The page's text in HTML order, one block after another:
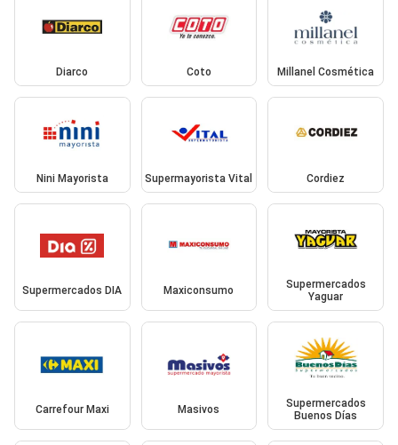
Diarco Coto Millanel Cosmética
Nini Mayorista Supermayorista Vital Cordiez
Supermercados DIA Maxiconsumo
Supermercados
Yaguar
Carrefour Maxi Masivos
Supermercados
Buenos Días